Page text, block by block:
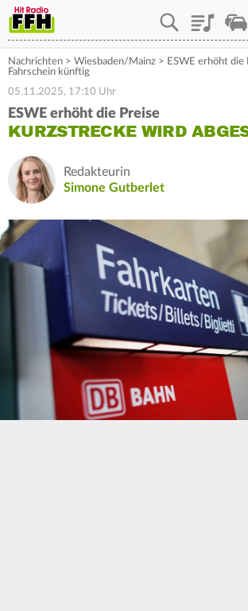
Playlist
Nachrichten > Wiesbaden/Mainz > ESWE erhöht
Fahrschein künftig
05.11.2025, 17:10 Uhr
ESWE erhöht die Preise
KURZSTRECKE WIRD
Redakteurin
Simone Gutberlet